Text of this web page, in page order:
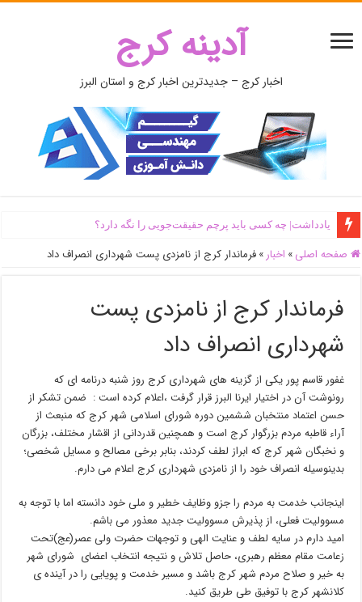
آدینه کرج
اخبار کرج – جدیدترین اخبار کرج و استان البرز
یادداشت| ‌چه کسی باید پرچم حقیقت‌جویی را نگه دارد؟
صفحه اصلی » اخبار » فرماندار کرج از نامزدی پست شهرداری انصراف داد
فرماندار کرج از نامزدی پست
شهرداری انصراف داد
غفور قاسم پور یکی از گزینه های شهرداری کرج روز شنبه درنامه ای که
رونوشت آن در اختیار ایرنا البرز قرار گرفت ،اعلام کرده است : ضمن تشکر از
حسن اعتماد منتخبان ششمین دوره شورای اسلامی شهر کرج که منبعث از
آراء قاطبه مردم بزرگوار کرج است و همچنین قدردانی از اقشار مختلف، بزرگان
و نخبگان شهر کرج که ابراز لطف کردند، بنابر برخی مصالح و مسایل شخصی؛
بدینوسیله انصراف خود را از نامزدی شهرداری کرج اعلام می دارم.
اینجانب خدمت به مردم را جزو وظایف خطیر و ملی خود دانسته اما با توجه به
مسوولیت فعلی، از پذیرش مسوولیت جدید معذور می باشم.
امید دارم در سایه لطف و عنایت الهی و توجهات حضرت ولی عصر(عج)تحت
زعامت مقام معظم رهبری، حاصل تلاش و نتیجه انتخاب اعضای شورای شهر
به خیر و صلاح مردم شهر کرج باشد و مسیر خدمت و پویایی را در آینده ی
کلانشهر کرج با توفیق طی طریق کنید.